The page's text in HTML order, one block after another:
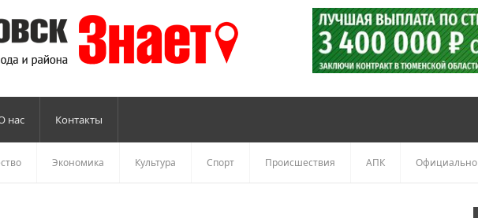
нас Контакты
Экономика Культура Спорт Происшествия АПК Официально